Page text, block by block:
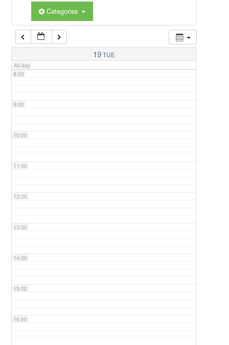
Categories
19TUE
All-day
7:00
8:00
9:00
10:00
11:00
12:00
13:00
14:00
15:00
16:00